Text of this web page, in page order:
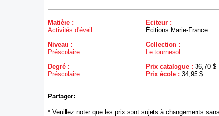
Matière :
Activités d'éveil
Niveau :
Préscolaire
Degré :
Préscolaire
Éditeur :
Éditions Marie-France
Collection :
Le tournesol
Prix catalogue : 36,70 $
Prix école : 34,95 $
Partager:
* Veuillez noter que les prix sont sujets à changements